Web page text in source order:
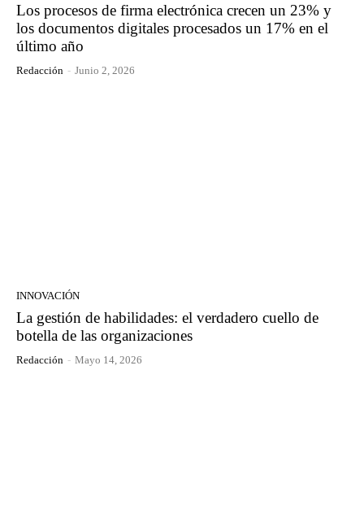
Los procesos de firma electrónica crecen un 23% y
los documentos digitales procesados un 17% en el
último año
Redacción - Junio 2, 2026
INNOVACIÓN
La gestión de habilidades: el verdadero cuello de
botella de las organizaciones
Redacción - Mayo 14, 2026